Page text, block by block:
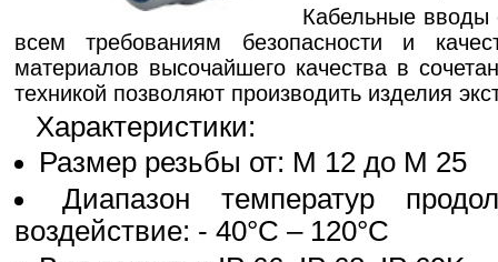
Кабельные вводы
всем требованиям безопасности и
материалов высочайшего качества в
техникой позволяют производить изделия
Характеристики:
Размер резьбы от: М 12 до М 25
Диапазон температур
воздействие: - 40°C – 120°C